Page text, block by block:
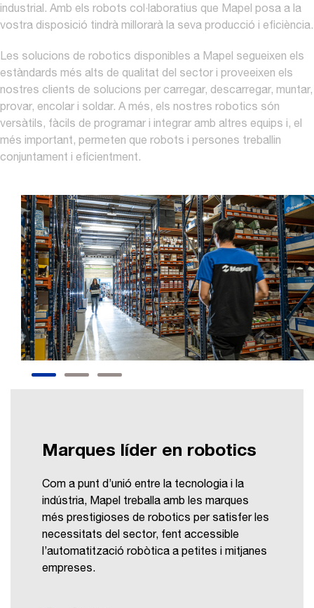
industrial. Amb els robots col·laboratius que Mapel posa a la
vostra disposició tindrà millorarà la seva producció i eficiència.
Les solucions de robotics disponibles a Mapel segueixen els
estàndards més alts de qualitat del sector i proveeixen els
nostres clients de solucions per carregar, descarregar, muntar,
provar, encolar i soldar. A més, els nostres robotics són
versàtils, fàcils de programar i integrar amb altres equips i, el
més important, permeten que robots i persones treballin
conjuntament i eficientment.
Marques líder en robotics
Com a punt d’unió entre la tecnologia i la
indústria, Mapel treballa amb les marques
més prestigioses de robotics per satisfer les
necessitats del sector, fent accessible
l’automatització robòtica a petites i mitjanes
empreses.